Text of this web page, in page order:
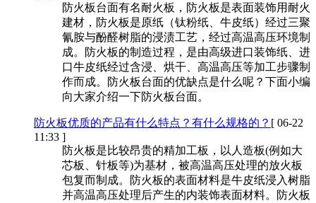
防火板台面有名耐火板，防火板是表面装饰用耐火
建材，防火板是原纸（钛粉纸、牛皮纸）经过三聚
氰胺与酚醛树脂的浸渍工艺，经过高温高压环境制
成。防火板的制造过程，是由高级进口装饰纸、进
口牛皮纸经过含浸、烘干、高温高压等加工步骤制
作而成。防火板台面的优缺点是什么呢？下面小编
向大家介绍一下防火板台面。
防火板优质的产品有什么特点？有什么规格的？ [ 06-22
11:33 ]
防火板是比较昂贵的精加工板，以人造板(例如大
芯板、针板等)为基材，被高温高压处理的放火板
包复而制成。防火板的表面材料是牛皮纸浸入树脂
并高温高压处理后产生的内装饰表面材料。防火板